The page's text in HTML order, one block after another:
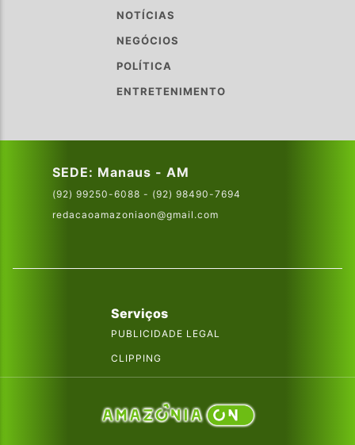
NOTÍCIAS
NEGÓCIOS
POLÍTICA
ENTRETENIMENTO
SEDE: Manaus - AM
(92) 99250-6088 - (92) 98490-7694
redacaoamazoniaon@gmail.com
Serviços
PUBLICIDADE LEGAL
CLIPPING